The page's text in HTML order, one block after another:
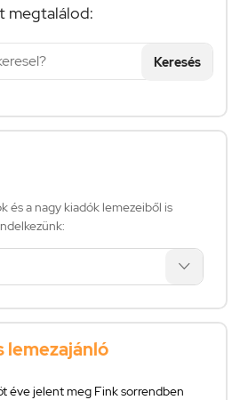
megtalálod:
Keresés
és a nagy kiadók lemezeiből is
lemezajánló
éve jelent meg Fink sorrendben